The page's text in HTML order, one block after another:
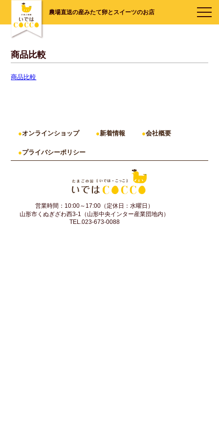
農場直送の産みたて卵とスイーツのお店
商品比較
商品比較
オンラインショップ 新着情報 会社概要
プライバシーポリシー
営業時間：10:00～17:00（定休日：水曜日）
山形市くぬぎざわ西3-1（山形中央インター産業団地内）
TEL.023-673-0088